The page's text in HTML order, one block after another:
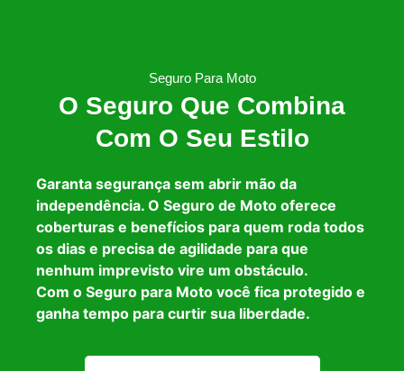
Seguro Para Moto
O Seguro Que Combina
Com O Seu Estilo
Garanta segurança sem abrir mão da
independência. O Seguro de Moto oferece
coberturas e benefícios para quem roda todos
os dias e precisa de agilidade para que
nenhum imprevisto vire um obstáculo.
Com o Seguro para Moto você fica protegido e
ganha tempo para curtir sua liberdade.